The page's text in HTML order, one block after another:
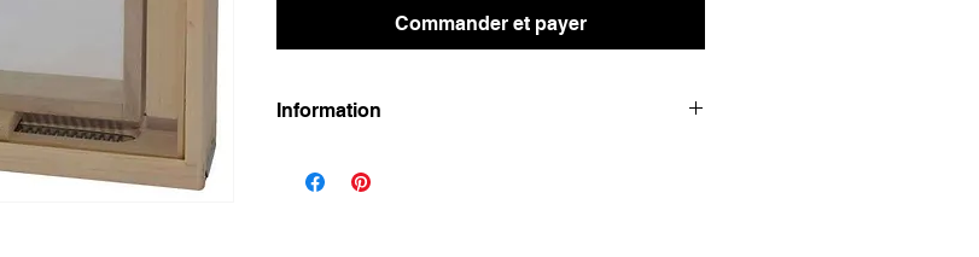
Commander et payer
Information
Dimensions (L x l x H) :